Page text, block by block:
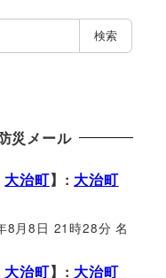
検索
災メール
大治町】: 大治町
8月8日 21時28分 名
大治町】: 大治町